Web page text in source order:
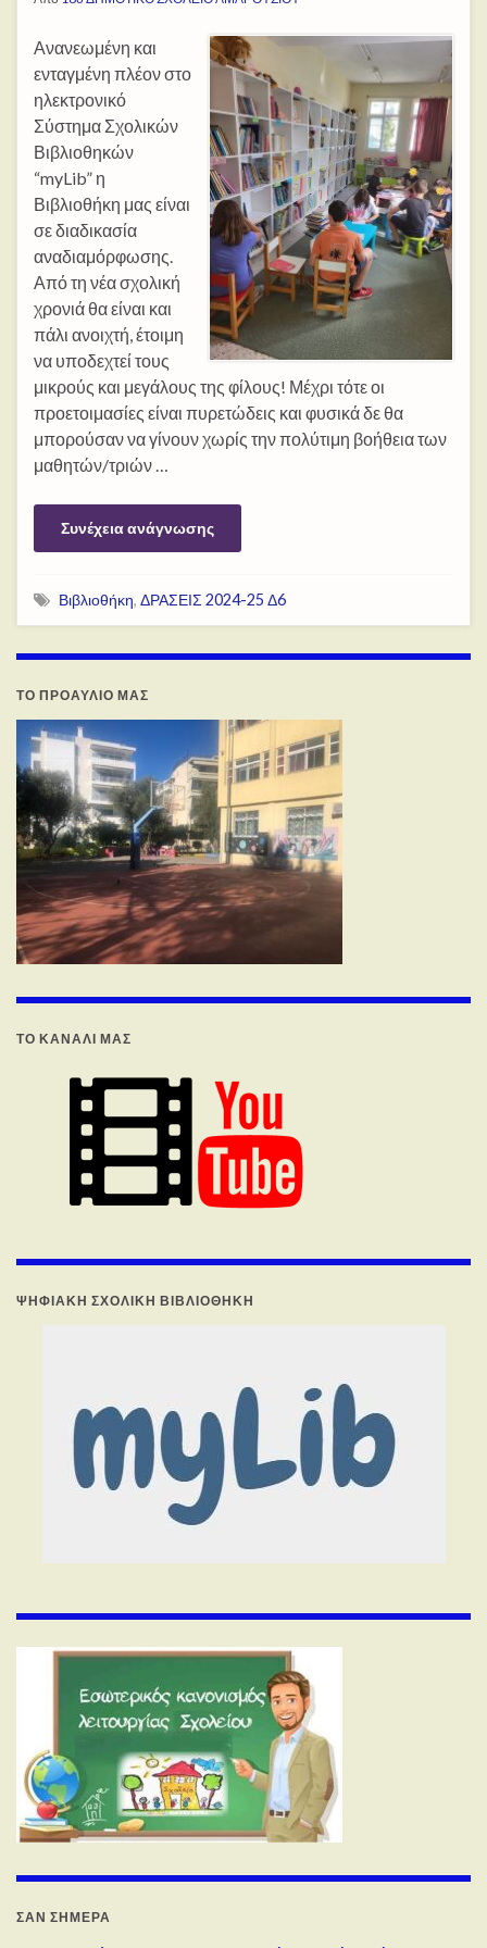
Ανανεωμένη και
ενταγμένη πλέον στο
ηλεκτρονικό
Σύστημα Σχολικών
Βιβλιοθηκών
“myLib” η
Βιβλιοθήκη μας είναι
σε διαδικασία
αναδιαμόρφωσης.
Από τη νέα σχολική
χρονιά θα είναι και
πάλι ανοιχτή, έτοιμη
να υποδεχτεί τους
μικρούς και μεγάλους της φίλους! Μέχρι τότε οι
προετοιμασίες είναι πυρετώδεις και φυσικά δε θα
μπορούσαν να γίνουν χωρίς την πολύτιμη βοήθεια των
μαθητών/τριών …
Συνέχεια ανάγνωσης
Βιβλιοθήκη, ΔΡΑΣΕΙΣ 2024-25 Δ6
ΤΟ ΠΡΟΑΥΛΙΟ ΜΑΣ
ΤΟ ΚΑΝΑΛΙ ΜΑΣ
ΨΗΦΙΑΚΉ ΣΧΟΛΙΚΉ ΒΙΒΛΙΟΘΉΚΗ
ΣΑΝ ΣΉΜΕΡΑ